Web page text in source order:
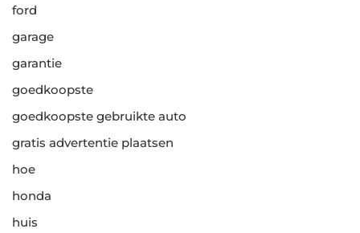
ford
garage
garantie
goedkoopste
goedkoopste gebruikte auto
gratis advertentie plaatsen
hoe
honda
huis